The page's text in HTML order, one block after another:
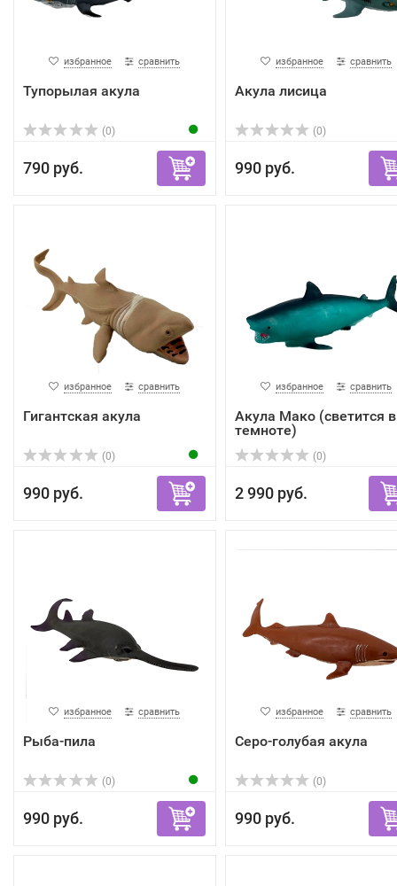
избранное сравнить
Тупорылая акула
(0)
790 руб.
избранное сравнить
Акула лисица
(0)
990 руб.
избранное сравнить
Гигантская акула
(0)
990 руб.
избранное сравнить
Акула Мако (светится в
темноте)
(0)
2 990 руб.
избранное сравнить
Рыба-пила
(0)
990 руб.
избранное сравнить
Серо-голубая акула
(0)
990 руб.